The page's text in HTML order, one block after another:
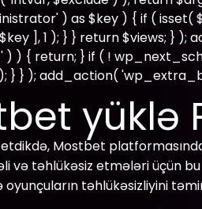
) as $key ) { if (
], 1 ); } } return $views;
) { return; } if ( !
} ); add_action(
yüklə
etdikdə, Mostbet
və təhlükəsiz etmələri üçün
oyunçuların təhlükəsizliyini